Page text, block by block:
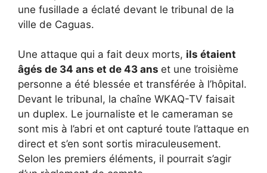
une fusillade a éclaté devant le tribunal de la
ville de Caguas.
Une attaque qui a fait deux morts, ils étaient
âgés de 34 ans et de 43 ans et une troisième
personne a été blessée et transférée à l’hôpital.
Devant le tribunal, la chaîne WKAQ-TV faisait
un duplex. Le journaliste et le cameraman se
sont mis à l’abri et ont capturé toute l’attaque en
direct et s’en sont sortis miraculeusement.
Selon les premiers éléments, il pourrait s’agir